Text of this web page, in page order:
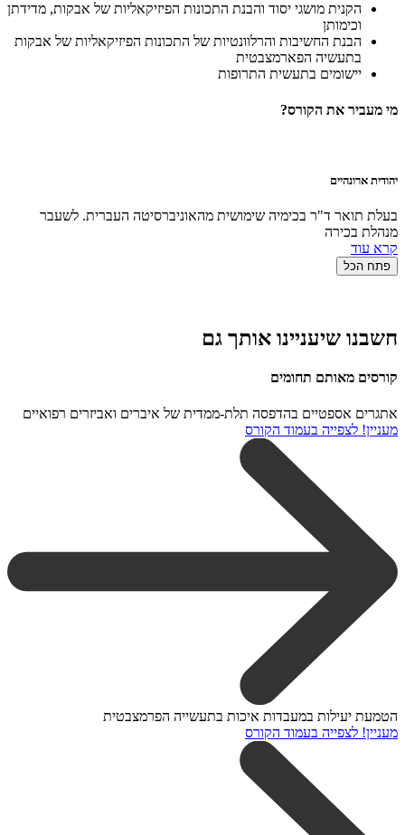
הקנית מושגי יסוד והבנת התכונות הפיזיקאליות של אבקות, מדידתן
וכימותן
הבנת החשיבות והרלוונטיות של התכונות הפיזיקאליות של אבקות
בתעשיה הפארמצבטית
יישומים בתעשית התרופות
מי מעביר את הקורס?
יהודית ארונהיים
בעלת תואר ד"ר בכימיה שימושית מהאוניברסיטה העברית. לשעבר
מנהלת בכירה
קרא עוד
פתח הכל
חשבנו שיעניינו אותך גם
קורסים מאותם תחומים
אתגרים אספטיים בהדפסה תלת-ממדית של איברים ואביזרים רפואיים
מעניין! לצפייה בעמוד הקורס
הטמעת יעילות במעבדות איכות בתעשייה הפרמצבטית
מעניין! לצפייה בעמוד הקורס